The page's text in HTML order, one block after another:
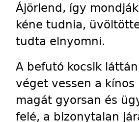
Ájörlend, így
kéne tudnia,
tudta elnyomni.
A befutó kocsik
véget vessen a
magát gyorsan és
felé, a bizonytalan